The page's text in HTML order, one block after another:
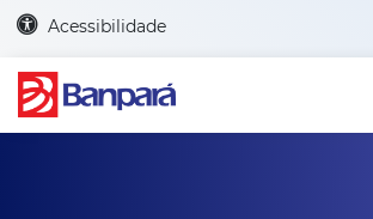
Acessibilidade